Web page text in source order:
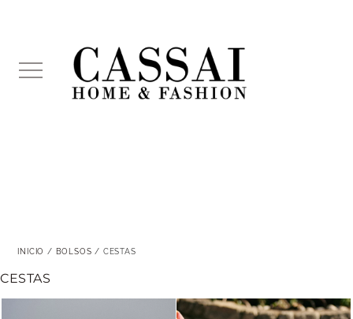
INICIO / BOLSOS / CESTAS
CESTAS